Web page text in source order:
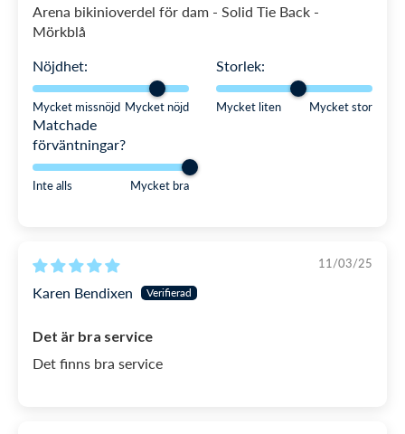
Arena bikinioverdel för dam - Solid Tie Back -
Mörkblå
Nöjdhet:
Mycket missnöjd Mycket nöjd
Storlek:
Mycket liten Mycket stor
Matchade
förväntningar?
Inte alls Mycket bra
11/03/25
Karen Bendixen
Det är bra service
Det finns bra service